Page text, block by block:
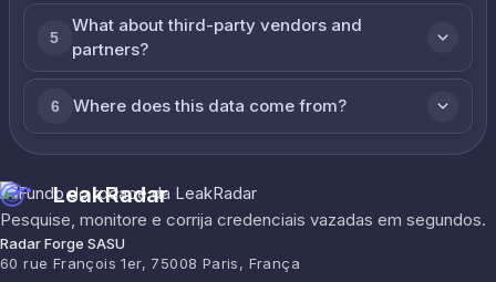
5
What about third-party vendors and
partners?
6 Where does this data come from?
LeakRadar
Pesquise, monitore e corrija credenciais vazadas em segundos.
Radar Forge SASU
60 rue François 1er, 75008 Paris, França